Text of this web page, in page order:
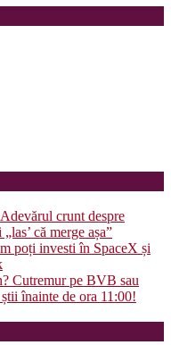
crunt despre
că merge așa”
poți investi în SpaceX și
Cutremur pe BVB sau
înainte de ora 11:00!